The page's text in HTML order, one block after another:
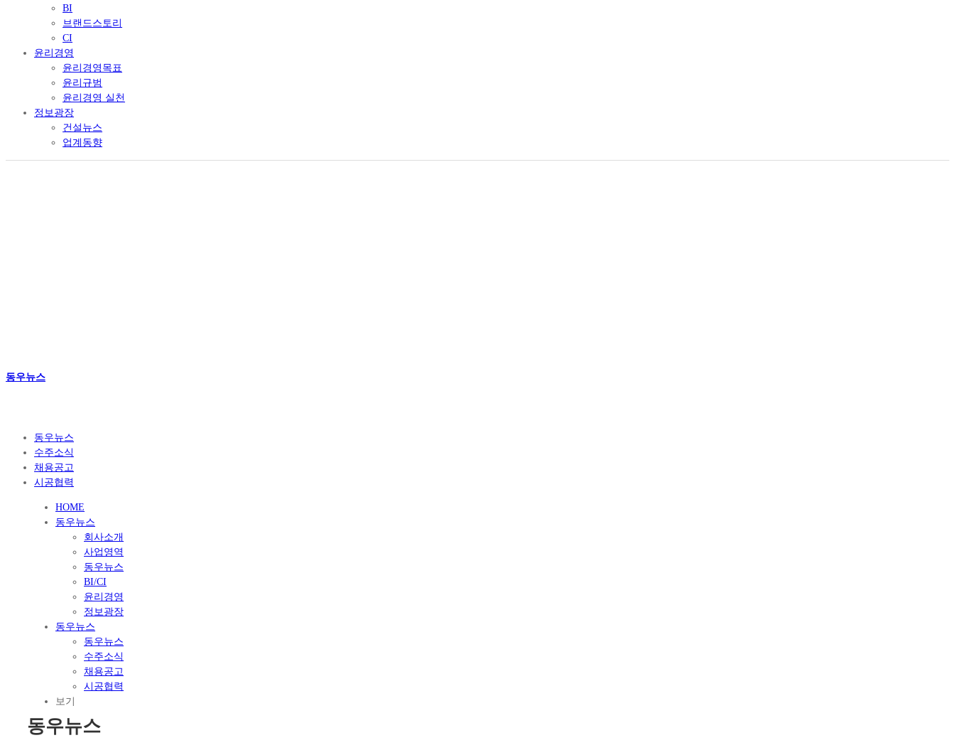
BI
브랜드스토리
CI
윤리경영
윤리경영목표
윤리규범
윤리경영 실천
정보광장
건설뉴스
업계동향
동우뉴스
동우뉴스
수주소식
채용공고
시공협력
HOME
동우뉴스
회사소개
사업영역
동우뉴스
BI/CI
윤리경영
정보광장
동우뉴스
동우뉴스
수주소식
채용공고
시공협력
보기
동우뉴스